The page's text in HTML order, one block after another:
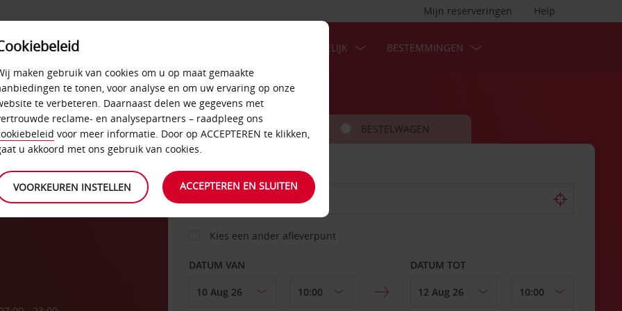
Help
Mijn reserveringen
ZAKELIJK BESTEMMINGEN
AUTO BESTELWAGEN
OPHALEN OP
Kies een ander afleverpunt
DATUM VAN DATUM TOT
maken gebruik van cookies om u op maat gemaakte
te tonen, voor analyse en om uw ervaring op onze
te verbeteren. Daarnaast delen we gegevens met
reclame- en analysepartners – raadpleeg ons
voor meer informatie. Door op ACCEPTEREN te klikken,
u akkoord met ons gebruik van cookies.
VOORKEUREN INSTELLEN ACCEPTEREN EN SLUITEN